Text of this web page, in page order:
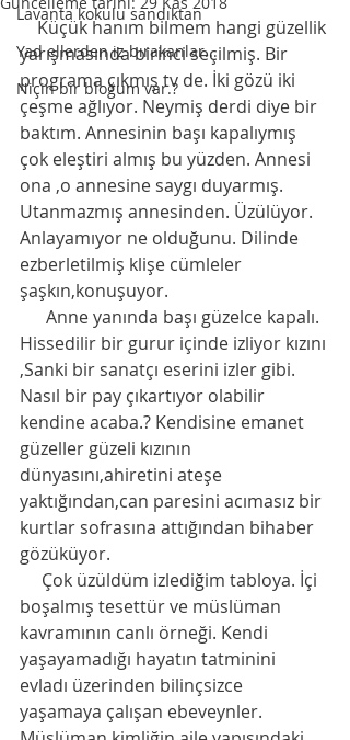
Lavanta kokulu sandıktan
Yad ellerden iz bırakanlar...
Niçin bir bloğum var.?
    Küçük hanım bilmem hangi güzellik
yarışmasında birinci seçilmiş. Bir
programa çıkmış tv de. İki gözü iki
çeşme ağlıyor. Neymiş derdi diye bir
baktım. Annesinin başı kapalıymış
çok eleştiri almış bu yüzden. Annesi
ona ,o annesine saygı duyarmış.
Utanmazmış annesinden. Üzülüyor.
Anlayamıyor ne olduğunu. Dilinde
ezberletilmiş klişe cümleler
şaşkın,konuşuyor.
Hissedilir bir gurur içinde izliyor kızını
,Sanki bir sanatçı eserini izler gibi.
Nasıl bir pay çıkartıyor olabilir
kendine acaba.? Kendisine emanet
güzeller güzeli kızının
dünyasını,ahiretini ateşe
yaktığından,can paresini acımasız bir
kurtlar sofrasına attığından bihaber
gözüküyor.
boşalmış tesettür ve müslüman
kavramının canlı örneği. Kendi
yaşayamadığı hayatın tatminini
evladı üzerinden bilinçsizce
yaşamaya çalışan ebeveynler.